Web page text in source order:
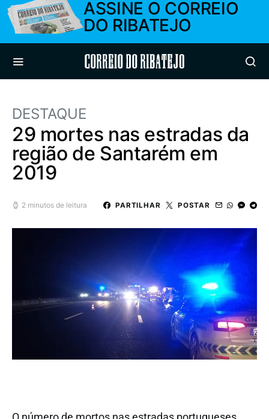
ASSINE O CORREIO
DO RIBATEJO
Correio do Ribatejo
DESTAQUE
29 mortes nas estradas da
região de Santarém em
2019
2 minutos de leitura PARTILHAR POSTAR